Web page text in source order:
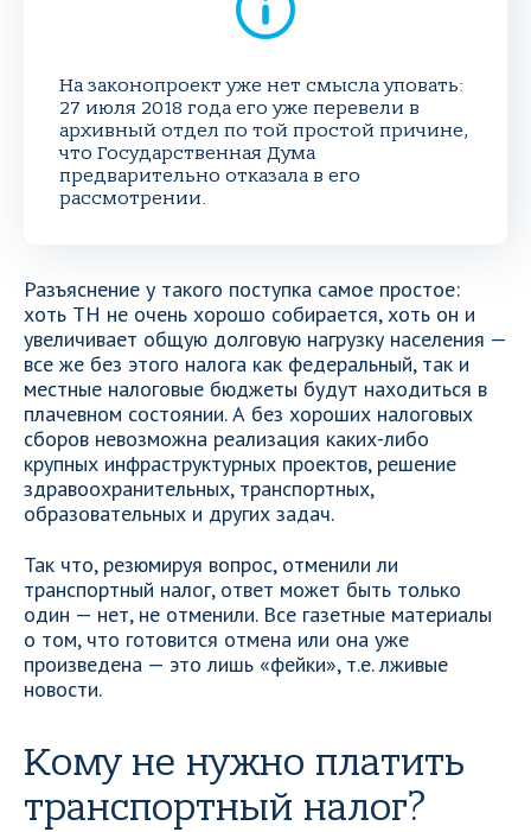
На законопроект уже нет смысла уповать:
27 июля 2018 года его уже перевели в
архивный отдел по той простой причине,
что Государственная Дума
предварительно отказала в его
рассмотрении.
Разъяснение у такого поступка самое простое:
хоть ТН не очень хорошо собирается, хоть он и
увеличивает общую долговую нагрузку населения —
все же без этого налога как федеральный, так и
местные налоговые бюджеты будут находиться в
плачевном состоянии. А без хороших налоговых
сборов невозможна реализация каких-либо
крупных инфраструктурных проектов, решение
здравоохранительных, транспортных,
образовательных и других задач.
Так что, резюмируя вопрос, отменили ли
транспортный налог, ответ может быть только
один — нет, не отменили. Все газетные материалы
о том, что готовится отмена или она уже
произведена — это лишь «фейки», т.е. лживые
новости.
Кому не нужно платить
транспортный налог?